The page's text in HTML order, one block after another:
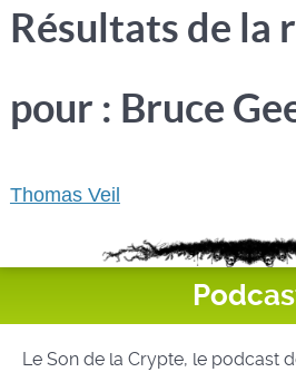
Résultats de la
pour : Bruce
Thomas Veil
Le Son de la Crypte, le podcast